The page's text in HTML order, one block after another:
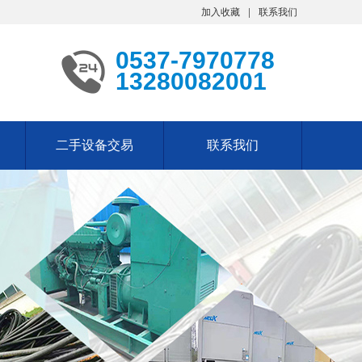
加入收藏 联系我们
0537-7970778
13280082001
二手设备交易 联系我们